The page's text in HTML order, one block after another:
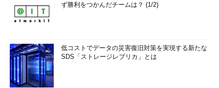
ず勝利をつかんだチームは？ (1/2)
低コストでデータの災害復旧対策を実現する新たな
SDS「ストレージレプリカ」とは